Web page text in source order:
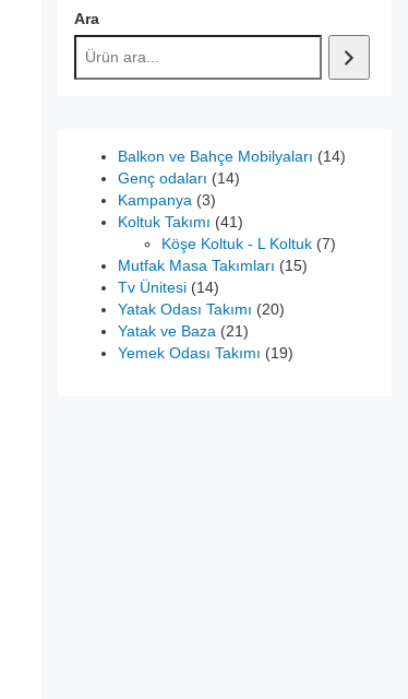
Ara
Balkon ve Bahçe Mobilyaları 1414
Genç odaları 1414
Kampanya 33
ürün
Koltuk Takımı 4141
ürün
Köşe Koltuk - L Koltuk 77
Mutfak Masa Takımları 1515
Tv Ünitesi 1414
ürün
Yatak Odası Takımı 2020
Yatak ve Baza 2121
ürün
Yemek Odası Takımı 1919